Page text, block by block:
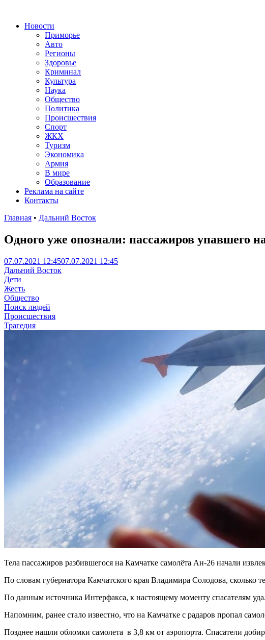
Новости
Приморье
Авто
Регионы
Здоровье
Криминал
Культура
Наука
Общество
Политика
Происшествия
Спорт
ЖКХ
Туризм
Экономика
Армия
В мире
Образование
Реклама на сайте
Контакты
Главная • Дальний Восток
Одного уже опознали: пассажиров упавшего
07.07.2021 12:4507.07.2021 12:45
Дальний Восток
Дети
Жесть
Общество
Поиск людей
Происшествия
Трагедия
Тела пассажиров разбившегося на Камчатке самолёта Ан-26 начали
По словам губернатора Камчатского края Владимира Солодова,
По данным источника Интерфакса, к настоящему моменту спасателям
Напомним, ранее стало известно, что на Камчатке с радаров пропал
Позднее нашли обломки самолета в 3,8 км от аэропорта. Спасатели